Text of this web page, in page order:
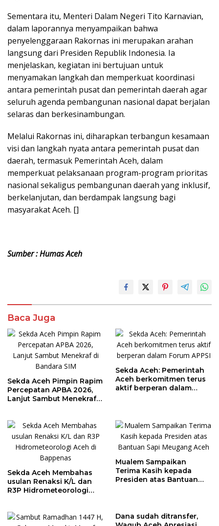
Sementara itu, Menteri Dalam Negeri Tito Karnavian,
dalam laporannya menyampaikan bahwa
penyelenggaraan Rakornas ini merupakan arahan
langsung dari Presiden Republik Indonesia. Ia
menjelaskan, kegiatan ini bertujuan untuk
menyamakan langkah dan memperkuat koordinasi
antara pemerintah pusat dan pemerintah daerah agar
seluruh agenda pembangunan nasional dapat berjalan
selaras dan berkesinambungan.
Melalui Rakornas ini, diharapkan terbangun kesamaan
visi dan langkah nyata antara pemerintah pusat dan
daerah, termasuk Pemerintah Aceh, dalam
memperkuat pelaksanaan program-program prioritas
nasional sekaligus pembangunan daerah yang inklusif,
berkelanjutan, dan berdampak langsung bagi
masyarakat Aceh. []
Sumber : Humas Aceh
Baca Juga
Sekda Aceh Pimpin Rapim
Percepatan APBA 2026,
Lanjut Sambut Menekraf
Sekda Aceh: Pemerintah
Aceh berkomitmen terus
aktif berperan dalam
Sekda Aceh Membahas
usulan Renaksi K/L dan
R3P Hidrometeorologi
Mualem Sampaikan
Terima Kasih kepada
Presiden atas Bantuan
Dana sudah ditransfer,